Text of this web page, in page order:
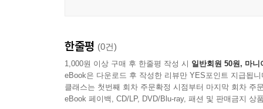
한줄평 (0건)
1,000원 이상 구매 후 한줄평 작성 시 일반회원 50원, 마니
eBook은 다운로드 후 작성한 리뷰만 YES포인트 지급됩니
클래스는 첫번째 회차 주문확정 시점부터 마지막 회차 주
eBook 페이백, CD/LP, DVD/Blu-ray, 패션 및 판매금지 상